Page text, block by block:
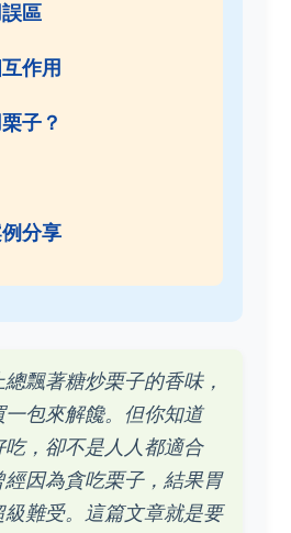
區
作用
子？
分享
飄著糖炒栗子的香味，
包來解饞。但你知道
，卻不是人人都適合
因為貪吃栗子，結果胃
難受。這篇文章就是要